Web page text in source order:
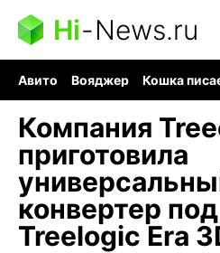
Hi-News.ru
Авито Вояджер Кошка
Компания
приготовила
конвертер
Treelogic Era